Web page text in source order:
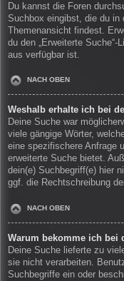
Du kannst die Foren
Suchbox eingibst, die du in
Themenansicht findest.
du den „Erweiterte
aus verfügbar ist.
NACH OBEN
Weshalb erhalte ich bei
Deine Suche war
viele gängige Wörter,
eine spezifischere Anfrage
erweiterte Suche bietet.
dein(e) Suchbegriff(e) hier
ggf. die Rechtschreibung
NACH OBEN
Warum bekomme ich bei
Deine Suche lieferte zu
sie nicht verarbeiten.
Suchbegriffe ein oder